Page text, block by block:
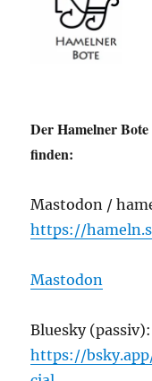
Der Hamelner
finden:
Mastodon /
https://
Mastodon
Bluesky (passiv):
https://